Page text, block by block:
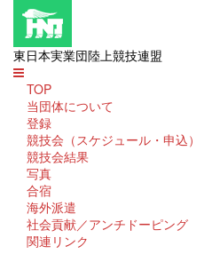
東日本実業団陸上競技連盟
TOP
当団体について
登録
競技会（スケジュール・申込）
競技会結果
写真
合宿
海外派遣
社会貢献／アンチドーピング
関連リンク